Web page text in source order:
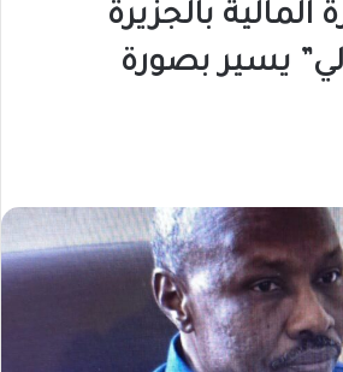
المالية بالجزيرة
يسير بصورة